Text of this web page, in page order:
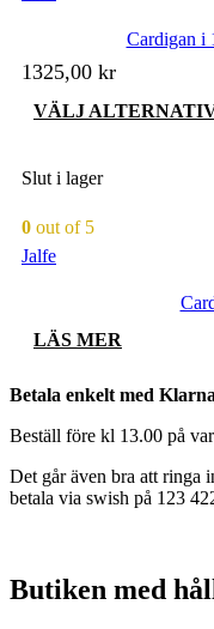
Cardigan i
1325,00 kr
VÄLJ
Slut i lager
0 out of 5
Jalfe
LÄS MER
Betala enkelt med
Beställ före kl 13.00 på
Det går även bra att ringa
betala via swish på 123
Butiken med